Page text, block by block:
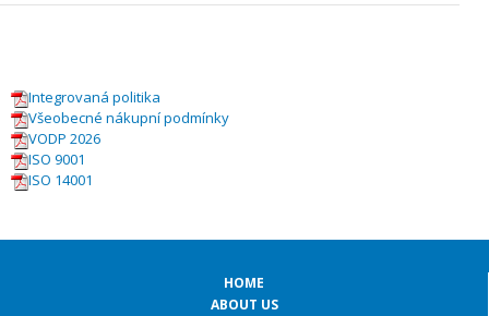
Integrovaná politika
Všeobecné nákupní podmínky
VODP 2026
ISO 9001
ISO 14001
HOME
ABOUT US